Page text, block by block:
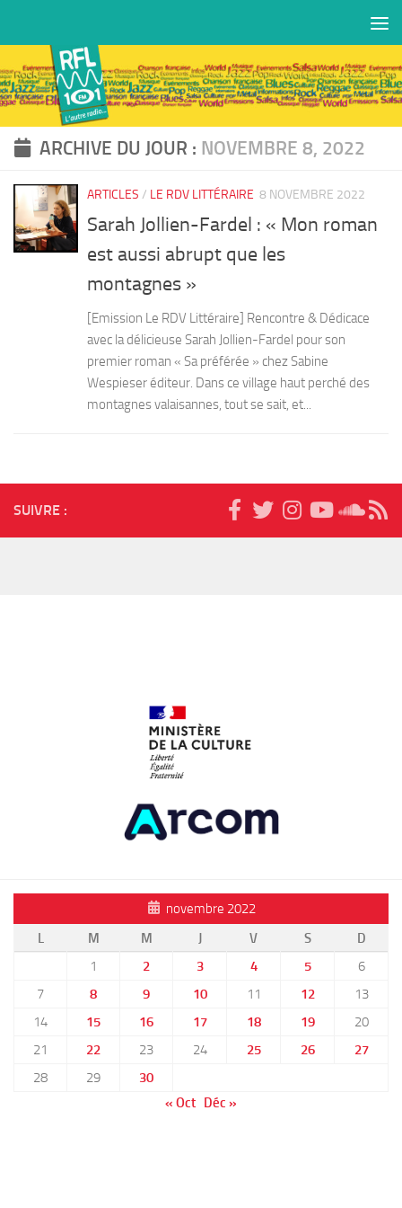
ARCHIVE DU JOUR : NOVEMBRE 8, 2022
ARTICLES / LE RDV LITTÉRAIRE 8 NOVEMBRE 2022
Sarah Jollien-Fardel : « Mon roman
est aussi abrupt que les
montagnes »
[Emission Le RDV Littéraire] Rencontre & Dédicace
avec la délicieuse Sarah Jollien-Fardel pour son
premier roman « Sa préférée » chez Sabine
Wespieser éditeur. Dans ce village haut perché des
montagnes valaisannes, tout se sait, et...
SUIVRE :
novembre 2022
L
M M J V S
D
1
2 3 4 5
6
7
8 9 10 11 12
13
14
15 16 17 18 19
20
21
22 23 24 25 26
27
28
29
30
« Oct Déc »